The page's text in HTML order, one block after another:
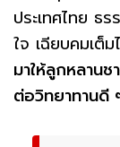
ประเทศไทย ธ
ใจ เฉียบคมเ
มาให้ลูกหลาน
ต่อวิทยาทานดี